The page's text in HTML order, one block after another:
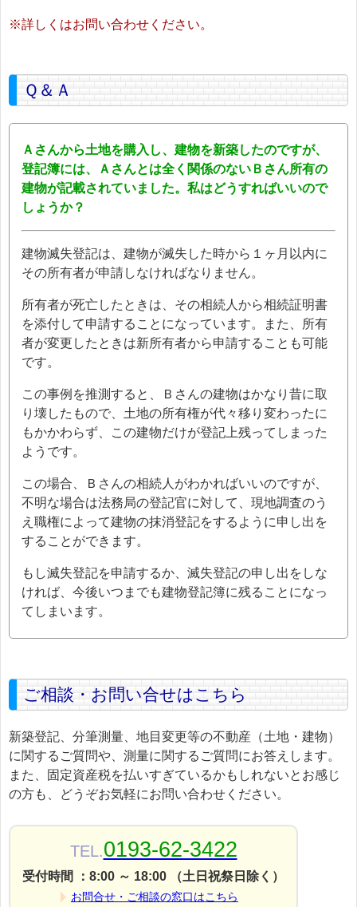
※詳しくはお問い合わせください。
Ｑ＆Ａ
Ａさんから土地を購入し、建物を新築したのですが、
登記簿には、Ａさんとは全く関係のないＢさん所有の
建物が記載されていました。私はどうすればいいので
しょうか？
建物滅失登記は、建物が滅失した時から１ヶ月以内に
その所有者が申請しなければなりません。
所有者が死亡したときは、その相続人から相続証明書
を添付して申請することになっています。また、所有
者が変更したときは新所有者から申請することも可能
です。
この事例を推測すると、Ｂさんの建物はかなり昔に取
り壊したもので、土地の所有権が代々移り変わったに
もかかわらず、この建物だけが登記上残ってしまった
ようです。
この場合、Ｂさんの相続人がわかればいいのですが、
不明な場合は法務局の登記官に対して、現地調査のう
え職権によって建物の抹消登記をするように申し出を
することができます。
もし滅失登記を申請するか、滅失登記の申し出をしな
ければ、今後いつまでも建物登記簿に残ることになっ
てしまいます。
ご相談・お問い合せはこちら
新築登記、分筆測量、地目変更等の不動産（土地・建物）
に関するご質問や、測量に関するご質問にお答えします。
また、固定資産税を払いすぎているかもしれないとお感じ
の方も、どうぞお気軽にお問い合わせください。
TEL.0193-62-3422
受付時間 ：8:00 ～ 18:00 （土日祝祭日除く）
お問合せ・ご相談の窓口はこちら